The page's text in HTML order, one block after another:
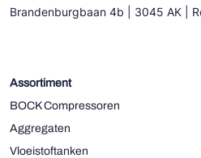
Brandenburgbaan 4b | 3045 AK |
Assortiment
BOCK Compressoren
Aggregaten
Vloeistoftanken